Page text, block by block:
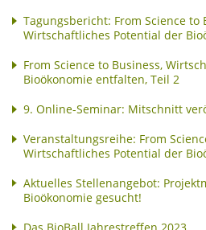
Tagungsbericht: From Science to
Wirtschaftliches Potential der
From Science to Business,
Bioökonomie entfalten, Teil 2
9. Online-Seminar: Mitschnitt
Veranstaltungsreihe: From
Wirtschaftliches Potential der
Aktuelles Stellenangebot:
Bioökonomie gesucht!